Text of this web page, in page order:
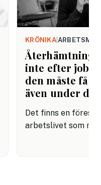
KRÖNIKA|
Återhämtning
inte efter
den måste få
även under
Det finns en
arbetslivet som